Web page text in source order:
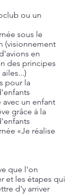
ou un
sous le
(visionnement
en
des principes
pour la
avec un enfant
grâce à la
«Je réalise
que l'on
et les étapes qui
d'y arriver